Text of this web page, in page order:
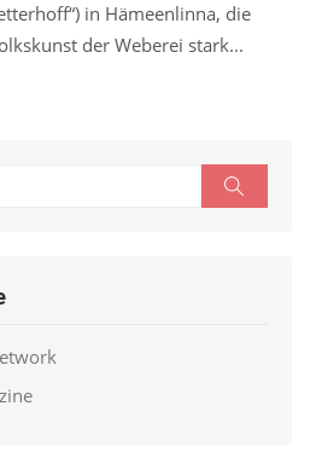
in Hämeenlinna, die
der Weberei stark...